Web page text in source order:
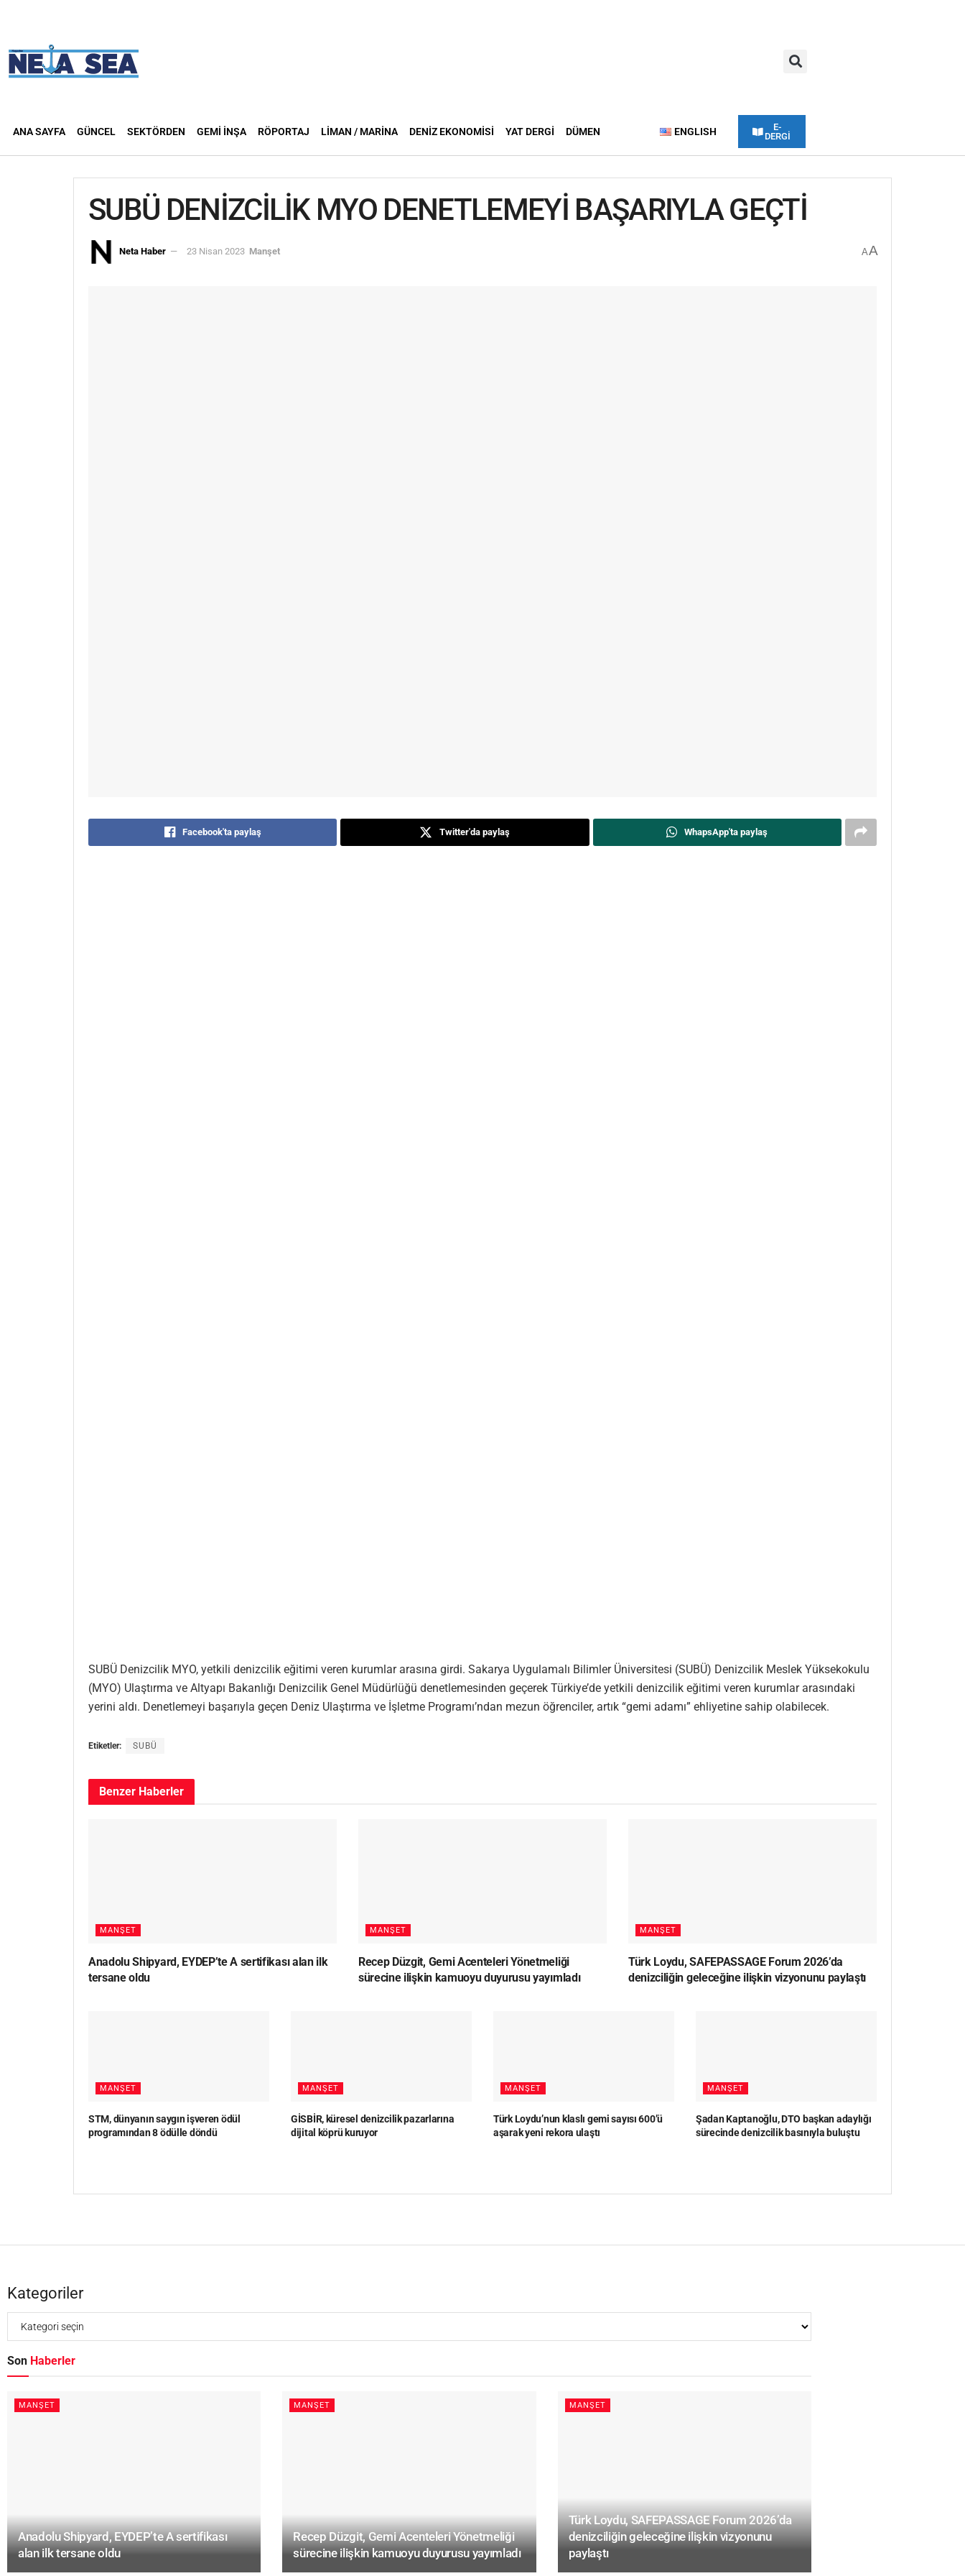
ANA SAYFA GÜNCEL SEKTÖRDEN GEMI İNŞA RÖPORTAJ LIMAN / MARINA DENIZ EKONOMISI YAT DERGI DÜMEN ENGLISH
E-
DERGİ
SUBÜ DENİZCİLİK MYO DENETLEMEYİ BAŞARIYLA GEÇTİ
Neta Haber 23 Nisan 2023 Manşet AA
Facebook'ta paylaş Twitter'da paylaş WhapsApp'ta paylaş
SUBÜ Denizcilik MYO, yetkili denizcilik eğitimi veren kurumlar arasına girdi. Sakarya Uygulamalı Bilimler Üniversitesi (SUBÜ) Denizcilik Meslek Yüksekokulu
(MYO) Ulaştırma ve Altyapı Bakanlığı Denizcilik Genel Müdürlüğü denetlemesinden geçerek Türkiye’de yetkili denizcilik eğitimi veren kurumlar arasındaki
yerini aldı. Denetlemeyi başarıyla geçen Deniz Ulaştırma ve İşletme Programı’ndan mezun öğrenciler, artık “gemi adamı” ehliyetine sahip olabilecek.
Etiketler: SUBÜ
Benzer Haberler
MANŞET
Anadolu Shipyard, EYDEP’te A sertifikası alan ilk
tersane oldu
MANŞET
Recep Düzgit, Gemi Acenteleri Yönetmeliği
sürecine ilişkin kamuoyu duyurusu yayımladı
MANŞET
Türk Loydu, SAFEPASSAGE Forum 2026’da
denizciliğin geleceğine ilişkin vizyonunu paylaştı
MANŞET
STM, dünyanın saygın işveren ödül
programından 8 ödülle döndü
MANŞET
GİSBİR, küresel denizcilik pazarlarına
dijital köprü kuruyor
MANŞET
Türk Loydu’nun klaslı gemi sayısı 600’ü
aşarak yeni rekora ulaştı
MANŞET
Şadan Kaptanoğlu, DTO başkan adaylığı
sürecinde denizcilik basınıyla buluştu
Kategoriler
Son Haberler
MANŞET
Anadolu Shipyard, EYDEP’te A sertifikası
alan ilk tersane oldu
MANŞET
Recep Düzgit, Gemi Acenteleri Yönetmeliği
sürecine ilişkin kamuoyu duyurusu yayımladı
MANŞET
Türk Loydu, SAFEPASSAGE Forum 2026’da
denizciliğin geleceğine ilişkin vizyonunu
paylaştı